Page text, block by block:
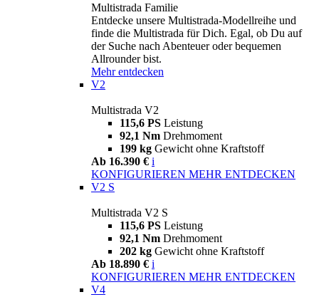
Multistrada Familie
Entdecke unsere Multistrada-Modellreihe und
finde die Multistrada für Dich. Egal, ob Du auf
der Suche nach Abenteuer oder bequemen
Allrounder bist.
Mehr entdecken
V2
Multistrada V2
115,6 PS Leistung
92,1 Nm Drehmoment
199 kg Gewicht ohne Kraftstoff
Ab 16.390 € i
KONFIGURIEREN MEHR ENTDECKEN
V2 S
Multistrada V2 S
115,6 PS Leistung
92,1 Nm Drehmoment
202 kg Gewicht ohne Kraftstoff
Ab 18.890 € i
KONFIGURIEREN MEHR ENTDECKEN
V4